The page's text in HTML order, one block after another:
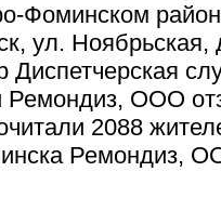
ул.
Ремондиз, ООО
2088
Ремондиз,